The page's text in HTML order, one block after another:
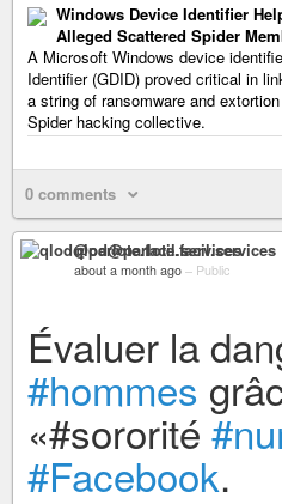
Windows Device Identifier
Alleged Scattered Spider
A Microsoft Windows device
Identifier (GDID) proved critical in
a string of ransomware and
Spider hacking collective.
0 comments
qlod@parlote.facil.services
about a month ago – Public
Évaluer la
#hommes
«#sororité
#Facebook.